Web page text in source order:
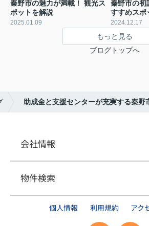
秦野市の魅力が満載！ 観光ス
ポットを解説
2025.01.09
秦野市の初
すすめスポ
2024.12.17
もっと見る
ブログトップへ
助成金と支援センターが充実する秦野
会社情報
物件検索
個人情報 利用規約 アク